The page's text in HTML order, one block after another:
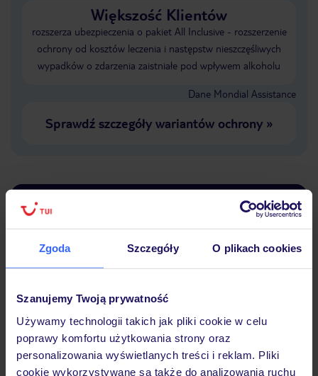
Zgoda Szczegóły O plikach cookies
Szanujemy Twoją prywatność
Używamy technologii takich jak pliki cookie w celu
poprawy komfortu użytkowania strony oraz
personalizowania wyświetlanych treści i reklam. Pliki
cookie wykorzystywane są także do analizowania ruchu
Większość Klientów
rozszerza ubezpieczenia o pakiet All Inclusive - rozszerzenie
ochrony od kosztów leczenia i następstw nieszczęśliwych
wypadków o zdarzenia zaistniałe pod wpływem alkoholu
Dane Mondial Assistance
Sprawdź szczegóły wariantów ochrony»
podróży w Polsce